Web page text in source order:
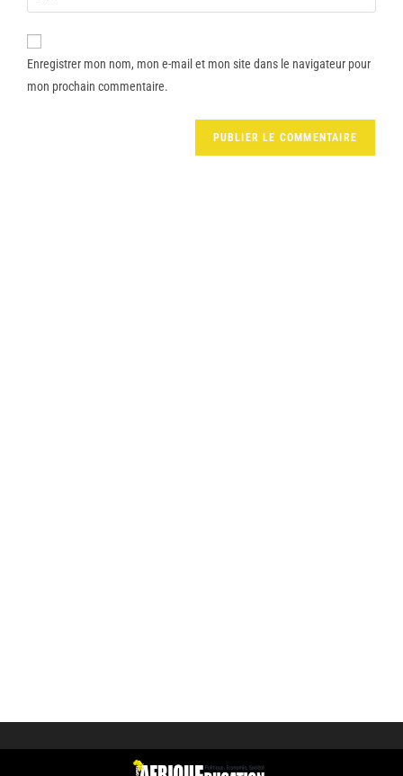
Enregistrer mon nom, mon e-mail et mon site dans le navigateur pour
mon prochain commentaire.